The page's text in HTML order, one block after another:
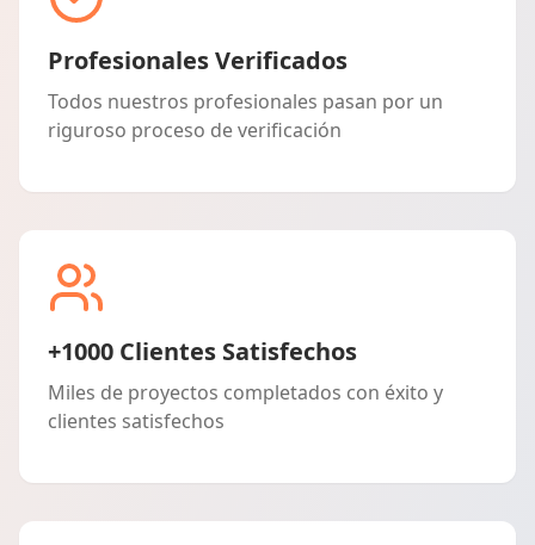
Profesionales Verificados
Todos nuestros profesionales pasan por un
riguroso proceso de verificación
+1000 Clientes Satisfechos
Miles de proyectos completados con éxito y
clientes satisfechos